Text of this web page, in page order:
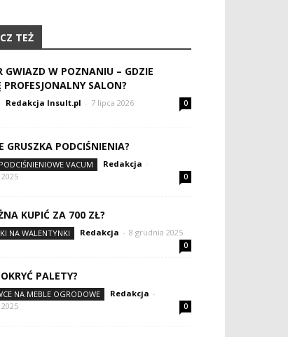
TEŻ
GWIAZD W POZNANIU – GDZIE
PROFESJONALNY SALON?
Redakcja Insult.pl - 7 lipca 2026 0
GRUSZKA PODCIŚNIENIA?
VACUM Redakcja -
0
KUPIĆ ZA 700 ZŁ?
NA WALENTYNKI Redakcja - 8 grudnia 2025
0
PALETY?
NA MEBLE OGRODOWE Redakcja -
0